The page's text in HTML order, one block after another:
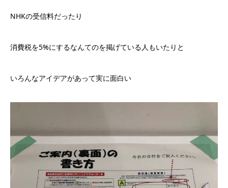
NHKの受信料だったり
消費税を5%にするなんてのを掲げている人もいたりと
いろんなアイデアがあって実に面白い